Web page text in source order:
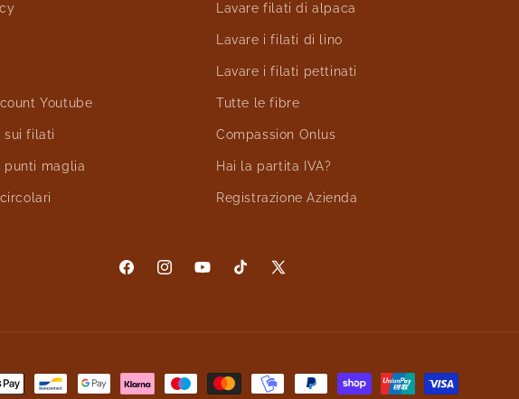
Youtube
sui filati
punti maglia
Lavare filati di alpaca
Lavare i filati di lino
Lavare i filati pettinati
Tutte le fibre
Compassion Onlus
Hai la partita IVA?
Registrazione Azienda
FacebookInstagramYouTubeTikTok X